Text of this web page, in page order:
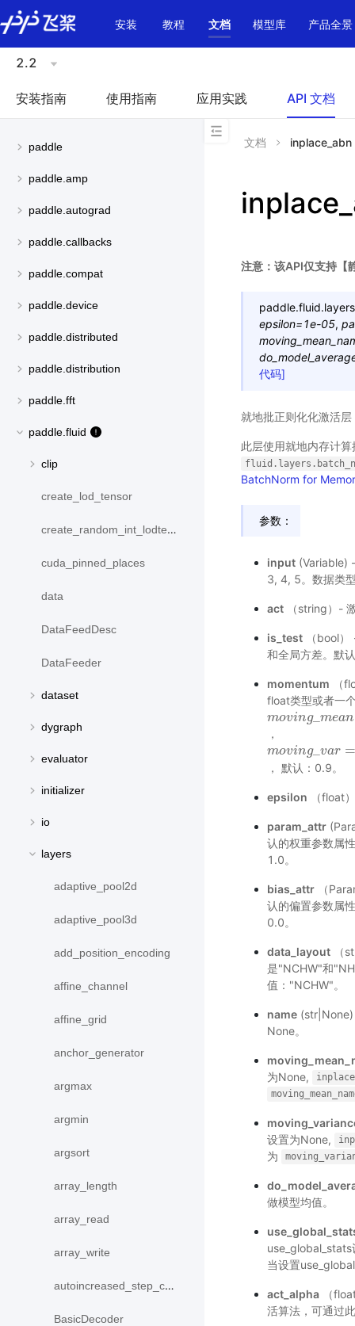
\u200E
安装
教程 文档 模型库 产品全景
2.2
安装指南 使用指南 应用实践 API 文档
paddle
paddle.amp
paddle.autograd
paddle.callbacks
paddle.compat
paddle.device
paddle.distributed
paddle.distribution
paddle.fft
paddle.fluid
clip
create_lod_tensor
create_random_int_lodtensor
cuda_pinned_places
data
DataFeedDesc
DataFeeder
dataset
dygraph
evaluator
initializer
io
layers
adaptive_pool2d
adaptive_pool3d
add_position_encoding
affine_channel
affine_grid
anchor_generator
argmax
argmin
argsort
array_length
array_read
array_write
autoincreased_step_counter
BasicDecoder
文档 inplace_abn
注意：该API仅支持【
epsilon=1e-05,
代码]
就地批正则化化激活
此层使用就地内存计
BatchNorm for
参数：
input(Variable) -
3, 4, 5。数据类
act（string）-
is_test（bool）
和全局方差。默
momentum （
float类型或者一
moving_ mean
moving_m ean=m
，
moving_var =
moving_v ar=m ov
， 默认：0.9。
epsilon （float
param_attr
认的权重参数属
1.0。
bias_attr（
认的偏置参数属
0.0。
data_layout（
是"NCHW"和
值："NCHW"。
name(str|None)
None。
为None,
设置为None,
为
做模型均值。
当设置
act_alpha（
活算法，可通过